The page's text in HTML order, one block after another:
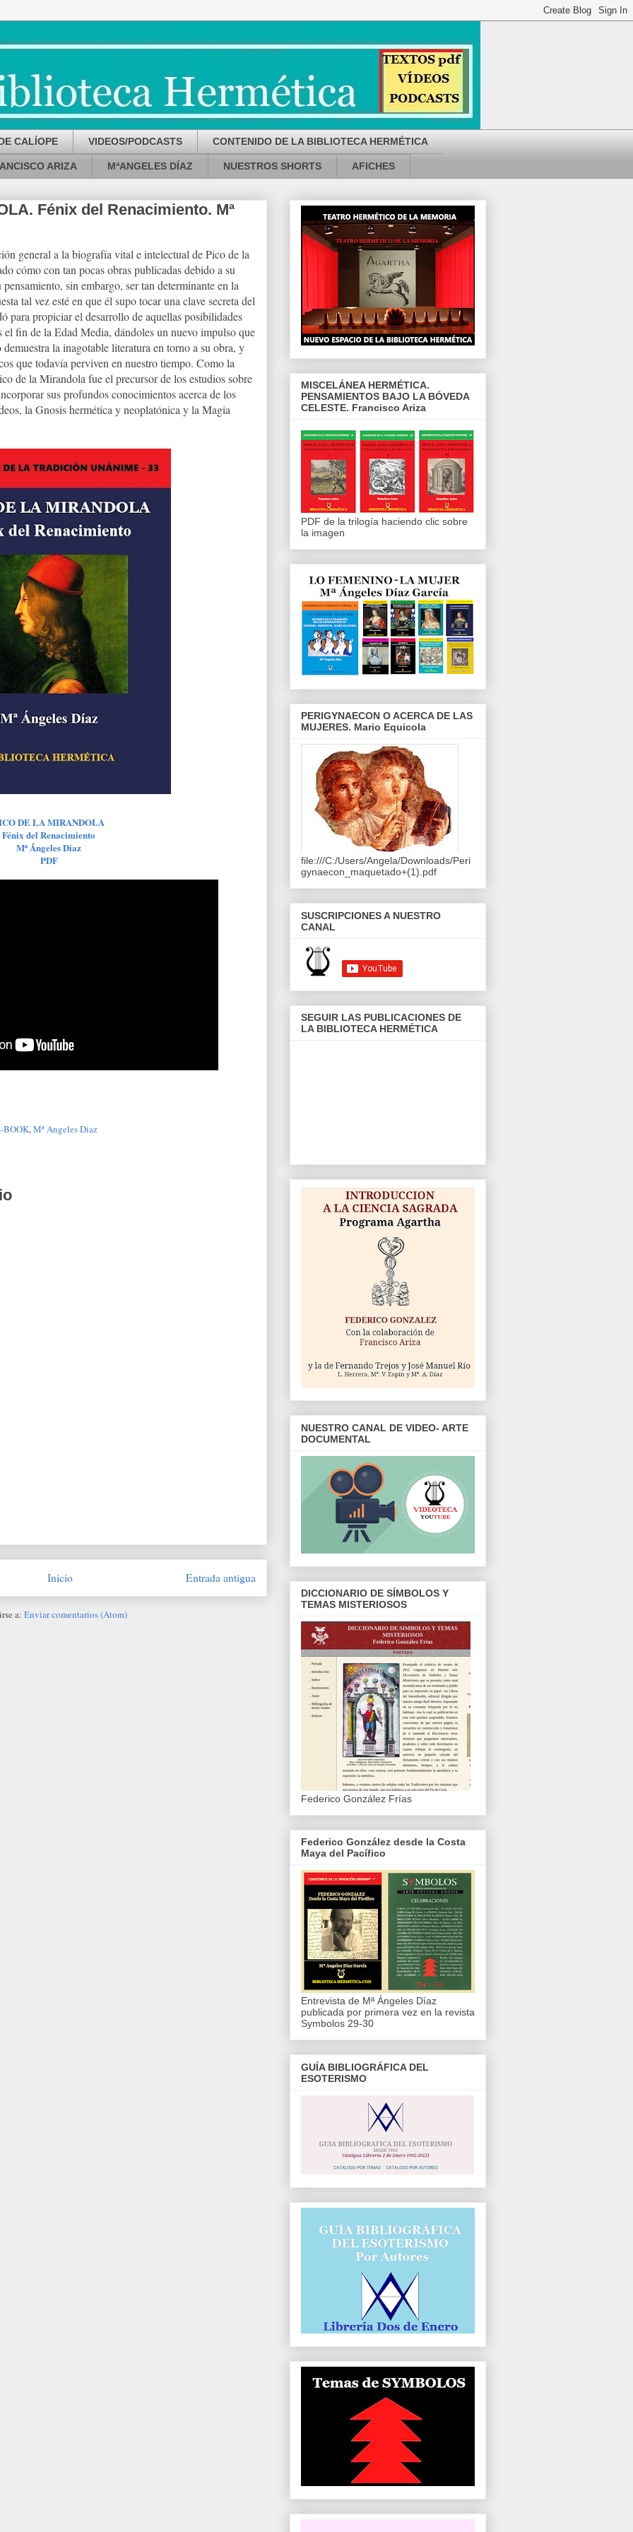
CALÍOPE VIDEOS/PODCASTS CONTENIDO DE LA BIBLIOTECA HERMÉTICA
ARIZA MªANGELES DÍAZ NUESTROS SHORTS AFICHES
Fénix del Renacimiento. Mª
general a la biografía vital e intelectual de Pico de la
cómo con tan pocas obras publicadas debido a su
sin embargo, ser tan determinante en la
tal vez esté en que él supo tocar una clave secreta del
para propiciar el desarrollo de aquellas posibilidades
el fin de la Edad Media, dándoles un nuevo impulso que
la inagotable literatura en torno a su obra, y
que todavía perviven en nuestro tiempo. Como la
de la Mirandola fue el precursor de los estudios sobre
sus profundos conocimientos acerca de los
la Gnosis hermética y neoplatónica y la Magia
DE LA MIRANDOLA
Fénix del Renacimiento
Mª Ángeles Díaz
PDF
BOOK, Mª Angeles Diaz
Entrada antigua
Inicio
a: Enviar comentarios (Atom)
MISCELÁNEA HERMÉTICA.
PENSAMIENTOS BAJO LA BÓVEDA
CELESTE. Francisco Ariza
PDF de la trilogía haciendo clic sobre
la imagen
PERIGYNAECON O ACERCA DE LAS
MUJERES. Mario Equicola
file:///C:/Users/Angela/Downloads/Peri
gynaecon_maquetado+(1).pdf
SUSCRIPCIONES A NUESTRO
CANAL
SEGUIR LAS PUBLICACIONES DE
LA BIBLIOTECA HERMÉTICA
NUESTRO CANAL DE VIDEO- ARTE
DOCUMENTAL
DICCIONARIO DE SÍMBOLOS Y
TEMAS MISTERIOSOS
Federico González Frías
Federico González desde la Costa
Maya del Pacífico
Entrevista de Mª Ángeles Díaz
publicada por primera vez en la revista
Symbolos 29-30
GUÍA BIBLIOGRÁFICA DEL
ESOTERISMO